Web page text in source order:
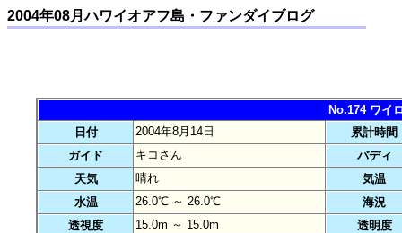
2004年08月ハワイオアフ島・ファンダイブログ
No.174 ワイ
日付
2004年8月14日
累計時間
ガイド
キコさん
バディ
天気
晴れ
気温
水温
26.0℃ ～ 26.0℃
海況
透視度
15.0m ～ 15.0m
透明度